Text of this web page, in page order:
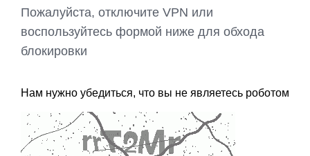
Пожалуйста, отключите VPN или
воспользуйтесь формой ниже для обхода
блокировки
Нам нужно убедиться, что вы не являетесь роботом